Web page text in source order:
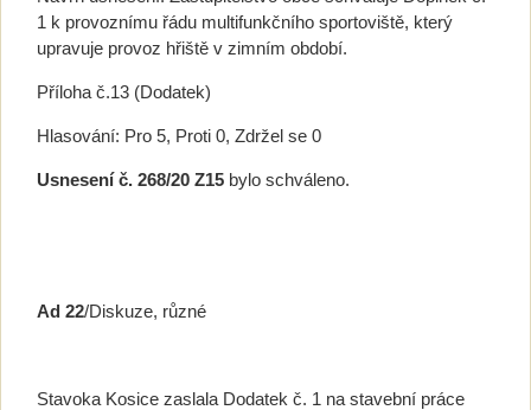
1 k provoznímu řádu multifunkčního sportoviště, který
upravuje provoz hřiště v zimním období.
Příloha č.13 (Dodatek)
Hlasování: Pro 5, Proti 0, Zdržel se 0
Usnesení č. 268/20 Z15 bylo schváleno.
Ad 22/Diskuze, různé
Stavoka Kosice zaslala Dodatek č. 1 na stavební práce